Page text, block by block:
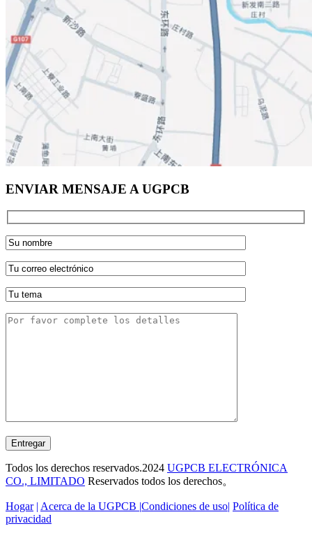
ENVIAR MENSAJE A UGPCB
Entregar
Todos los derechos reservados.2024 UGPCB ELECTRÓNICA
CO., LIMITADO Reservados todos los derechos。
Hogar | Acerca de la UGPCB |Condiciones de uso| Política de
privacidad